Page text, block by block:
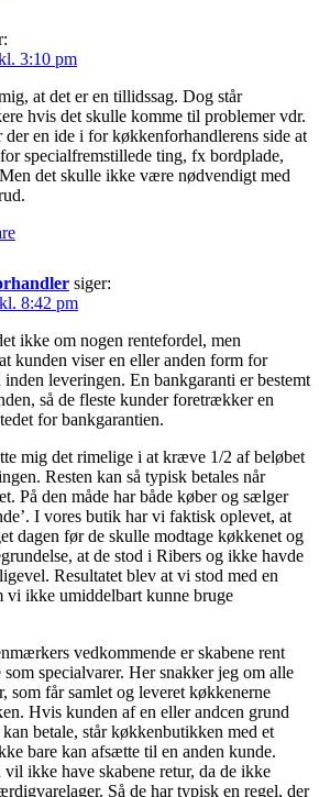
3:10 pm
at det er en tillidssag. Dog står
hvis det skulle komme til problemer vdr.
der en ide i for køkkenforhandlerens side at
specialfremstillede ting, fx bordplade,
det skulle ikke være nødvendigt med
siger:
8:42 pm
ikke om nogen rentefordel, men
kunden viser en eller anden form for
leveringen. En bankgaranti er bestemt
så de fleste kunder foretrækker en
for bankgarantien.
mig det rimelige i at kræve 1/2 af beløbet
Resten kan så typisk betales når
På den måde har både køber og sælger
I vores butik har vi faktisk oplevet, at
dagen før de skulle modtage køkkenet og
at de stod i Ribers og ikke havde
Resultatet blev at vi stod med en
vi ikke umiddelbart kunne bruge
vedkommende er skabene rent
specialvarer. Her snakker jeg om alle
som får samlet og leveret køkkenerne
Hvis kunden af en eller andcen grund
betale, står køkkenbutikken med et
bare kan afsætte til en anden kunde.
ikke have skabene retur, da de ikke
Så de har typisk en regel, der